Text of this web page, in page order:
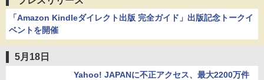
「Amazon Kindleダイレクト出版 完全ガイド」出版記念トークイ
ベントを開催
5月18日
Yahoo! JAPANに不正アクセス、最大2200万件